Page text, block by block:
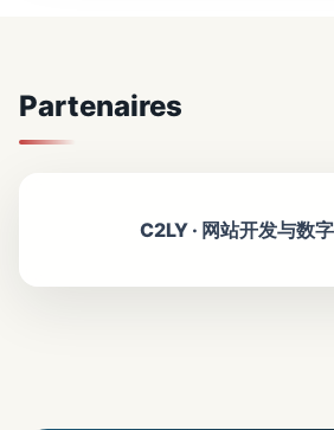
Partenaires
C2LY · 网站开发与数